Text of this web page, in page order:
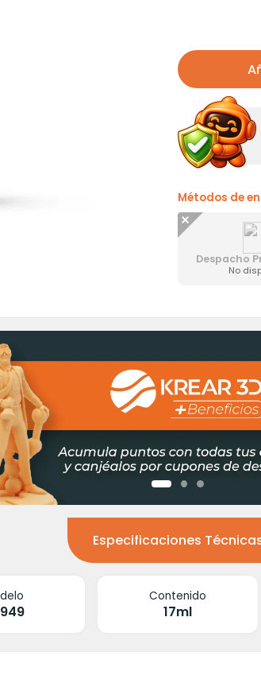
Métodos de
Despacho
No
Especificaciones
Contenido
17ml